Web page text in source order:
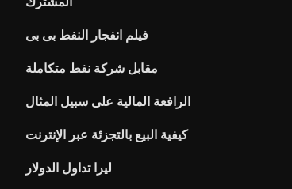
فيلم انفجار النفط بى بى
مقابل شركة نفط متكاملة
الرافعة المالية على سبيل المثال
كيفية البيع بالتجزئة عبر الإنترنت
ليرا تداول الدولار